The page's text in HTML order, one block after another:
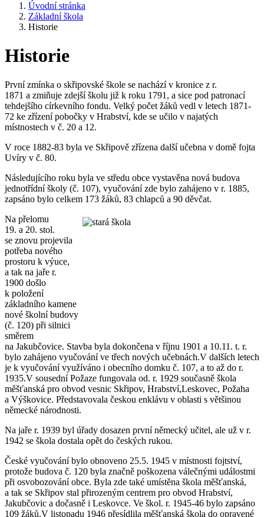
Úvodní stránka
Základní škola
Historie
Historie
První zmínka o skřipovské škole se nachází v kronice z r.
1871 a zmiňuje zdejší školu již k roku 1791, a sice pod patronací
tehdejšího církevního fondu. Velký počet žáků vedl v letech 1871-
72 ke zřízení pobočky v Hrabství, kde se učilo v najatých
místnostech v č. 20 a 12.
V roce 1882-83 byla ve Skřipově zřízena další učebna v domě fojta
Uvíry v č. 80.
Následujícího roku byla ve středu obce vystavěna nová budova
jednotřídní školy (č. 107), vyučování zde bylo zahájeno v r. 1885,
zapsáno bylo celkem 173 žáků, 83 chlapců a 90 děvčat.
Na přelomu
19. a 20. stol.
se znovu projevila
potřeba nového
prostoru k výuce,
a tak na jaře r.
1900 došlo
k položení
základního kamene
nové školní budovy
(č. 120) při silnici
směrem
na Jakubčovice. Stavba byla dokončena v říjnu 1901 a 10.11. t. r.
bylo zahájeno vyučování ve třech nových učebnách.V dalších letech
je k vyučování využíváno i obecního domku č. 107, a to až do r.
1935.V sousední Požaze fungovala od. r. 1929 současně škola
měšťanská pro obvod vesnic Skřipov, Hrabství,Leskovec, Požaha
a Výškovice. Představovala českou enklávu v oblasti s většinou
německé národnosti.
Na jaře r. 1939 byl úřady dosazen první německý učitel, ale už v r.
1942 se škola dostala opět do českých rukou.
České vyučování bylo obnoveno 25.5. 1945 v místnosti fojtství,
protože budova č. 120 byla značně poškozena válečnými událostmi
při osvobozování obce. Byla zde také umístěna škola měšťanská,
a tak se Skřipov stal přirozeným centrem pro obvod Hrabství,
Jakubčovic a dočasně i Leskovce. Ve škol. r. 1945-46 bylo zapsáno
109 žáků.V listopadu 1946 přesídlila měšťanská škola do opravené